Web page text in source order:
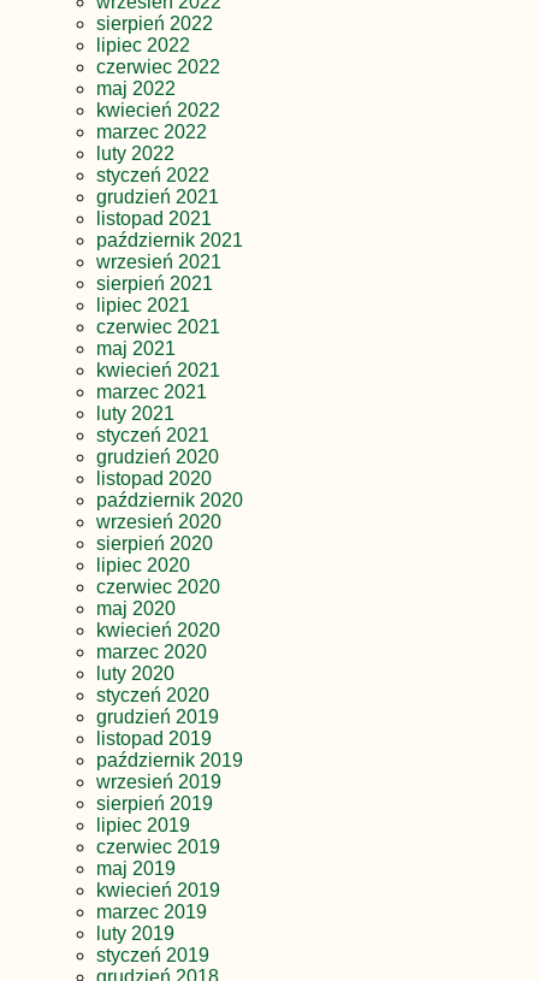
sierpień 2022
lipiec 2022
czerwiec 2022
maj 2022
kwiecień 2022
marzec 2022
luty 2022
styczeń 2022
grudzień 2021
listopad 2021
październik 2021
wrzesień 2021
sierpień 2021
lipiec 2021
czerwiec 2021
maj 2021
kwiecień 2021
marzec 2021
luty 2021
styczeń 2021
grudzień 2020
listopad 2020
październik 2020
wrzesień 2020
sierpień 2020
lipiec 2020
czerwiec 2020
maj 2020
kwiecień 2020
marzec 2020
luty 2020
styczeń 2020
grudzień 2019
listopad 2019
październik 2019
wrzesień 2019
sierpień 2019
lipiec 2019
czerwiec 2019
maj 2019
kwiecień 2019
marzec 2019
luty 2019
styczeń 2019